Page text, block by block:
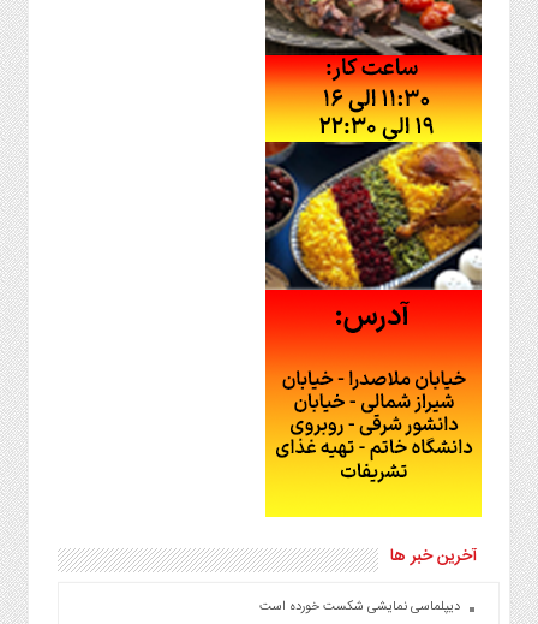
آخرین خبر ها
دیپلماسی نمایشی شکست خورده است